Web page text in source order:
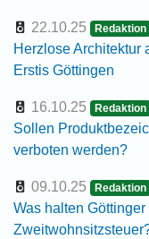
22.10.25 Redaktion
Herzlose Architektur
Erstis Göttingen
16.10.25 Redaktion
Sollen
verboten werden?
09.10.25 Redaktion
Was halten